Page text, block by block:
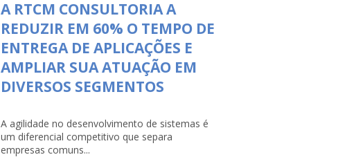
A RTCM CONSULTORIA A
REDUZIR EM 60% O TEMPO DE
ENTREGA DE APLICAÇÕES E
AMPLIAR SUA ATUAÇÃO EM
DIVERSOS SEGMENTOS
A agilidade no desenvolvimento de sistemas é
um diferencial competitivo que separa
empresas comuns...